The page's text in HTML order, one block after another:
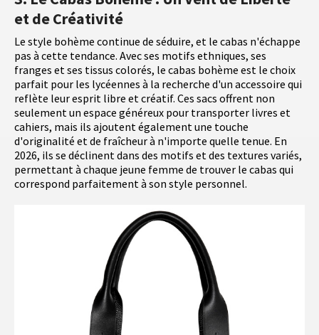
et de Créativité
Le style bohème continue de séduire, et le cabas n'échappe
pas à cette tendance. Avec ses motifs ethniques, ses
franges et ses tissus colorés, le cabas bohème est le choix
parfait pour les lycéennes à la recherche d'un accessoire qui
reflète leur esprit libre et créatif. Ces sacs offrent non
seulement un espace généreux pour transporter livres et
cahiers, mais ils ajoutent également une touche
d'originalité et de fraîcheur à n'importe quelle tenue. En
2026, ils se déclinent dans des motifs et des textures variés,
permettant à chaque jeune femme de trouver le cabas qui
correspond parfaitement à son style personnel.